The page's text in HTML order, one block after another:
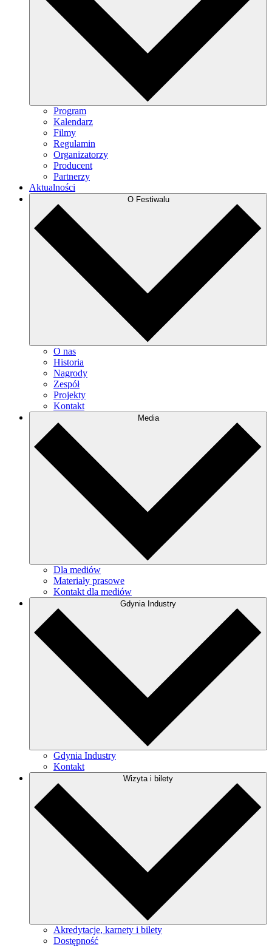
Program
Kalendarz
Filmy
Regulamin
Organizatorzy
Producent
Partnerzy
Aktualności
O Festiwalu
O nas
Historia
Nagrody
Zespół
Projekty
Kontakt
Media
Dla mediów
Materiały prasowe
Kontakt dla mediów
Gdynia Industry
Gdynia Industry
Kontakt
Wizyta i bilety
Akredytacje, karnety i bilety
Dostępność